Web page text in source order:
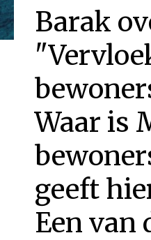
Barak
Waar is
geeft
Een van